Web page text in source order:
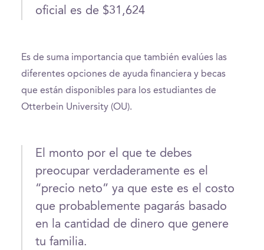
oficial es de $31,624
Es de suma importancia que también evalúes las
diferentes opciones de ayuda financiera y becas
que están disponibles para los estudiantes de
Otterbein University (OU).
El monto por el que te debes
preocupar verdaderamente es el
“precio neto” ya que este es el costo
que probablemente pagarás basado
en la cantidad de dinero que genere
tu familia.